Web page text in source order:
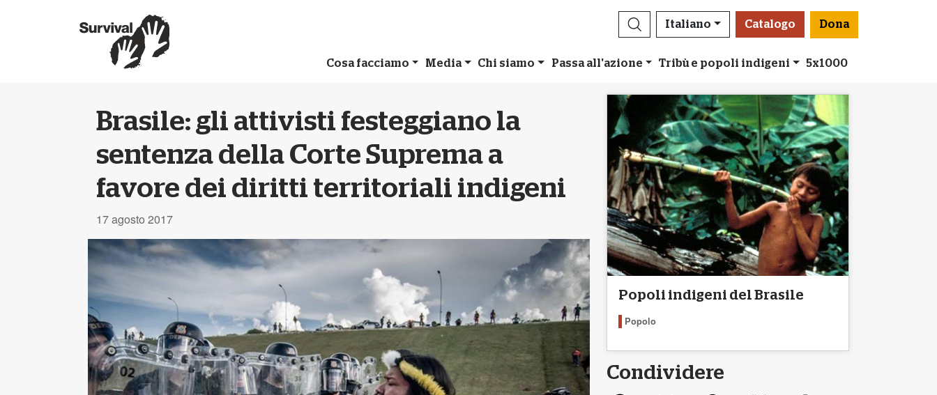
Italiano Catalogo Dona
Cosa facciamo Media Chi siamo Passa all'azione Tribù e popoli indigeni 5x1000
Brasile: gli attivisti festeggiano la
sentenza della Corte Suprema a
favore dei diritti territoriali indigeni
17 agosto 2017
Popoli indigeni del Brasile
Popolo
Condividere